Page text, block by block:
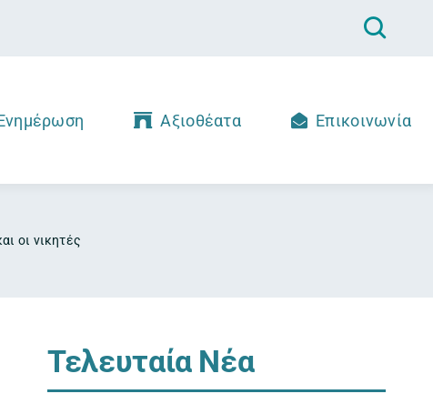
Αξιοθέατα Επικοινωνία
οι νικητές
Τελευταία Νέα